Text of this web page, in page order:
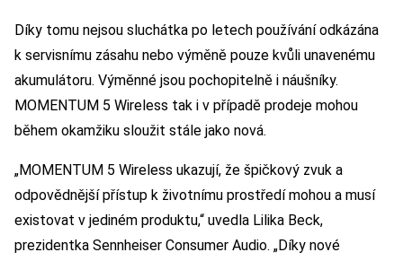
Díky tomu nejsou sluchátka po letech používání odkázána
k servisnímu zásahu nebo výměně pouze kvůli unavenému
akumulátoru. Výměnné jsou pochopitelně i náušníky.
MOMENTUM 5 Wireless tak i v případě prodeje mohou
během okamžiku sloužit stále jako nová.
„MOMENTUM 5 Wireless ukazují, že špičkový zvuk a
odpovědnější přístup k životnímu prostředí mohou a musí
existovat v jediném produktu,“ uvedla Lilika Beck,
prezidentka Sennheiser Consumer Audio. „Díky nové